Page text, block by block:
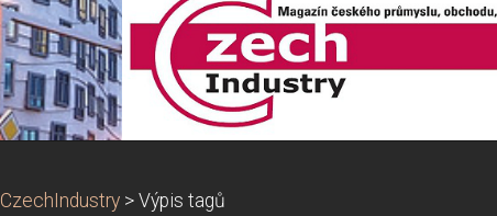
CzechIndustry > Výpis tagů